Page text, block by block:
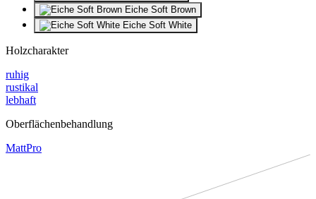
Eiche Soft Brown
Eiche Soft White
Holzcharakter
ruhig
rustikal
lebhaft
Oberflächenbehandlung
MattPro